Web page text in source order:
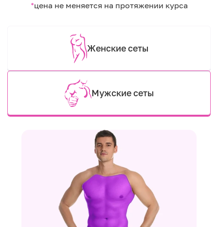
*цена не меняется на протяжении курса
Женские сеты
Мужские сеты